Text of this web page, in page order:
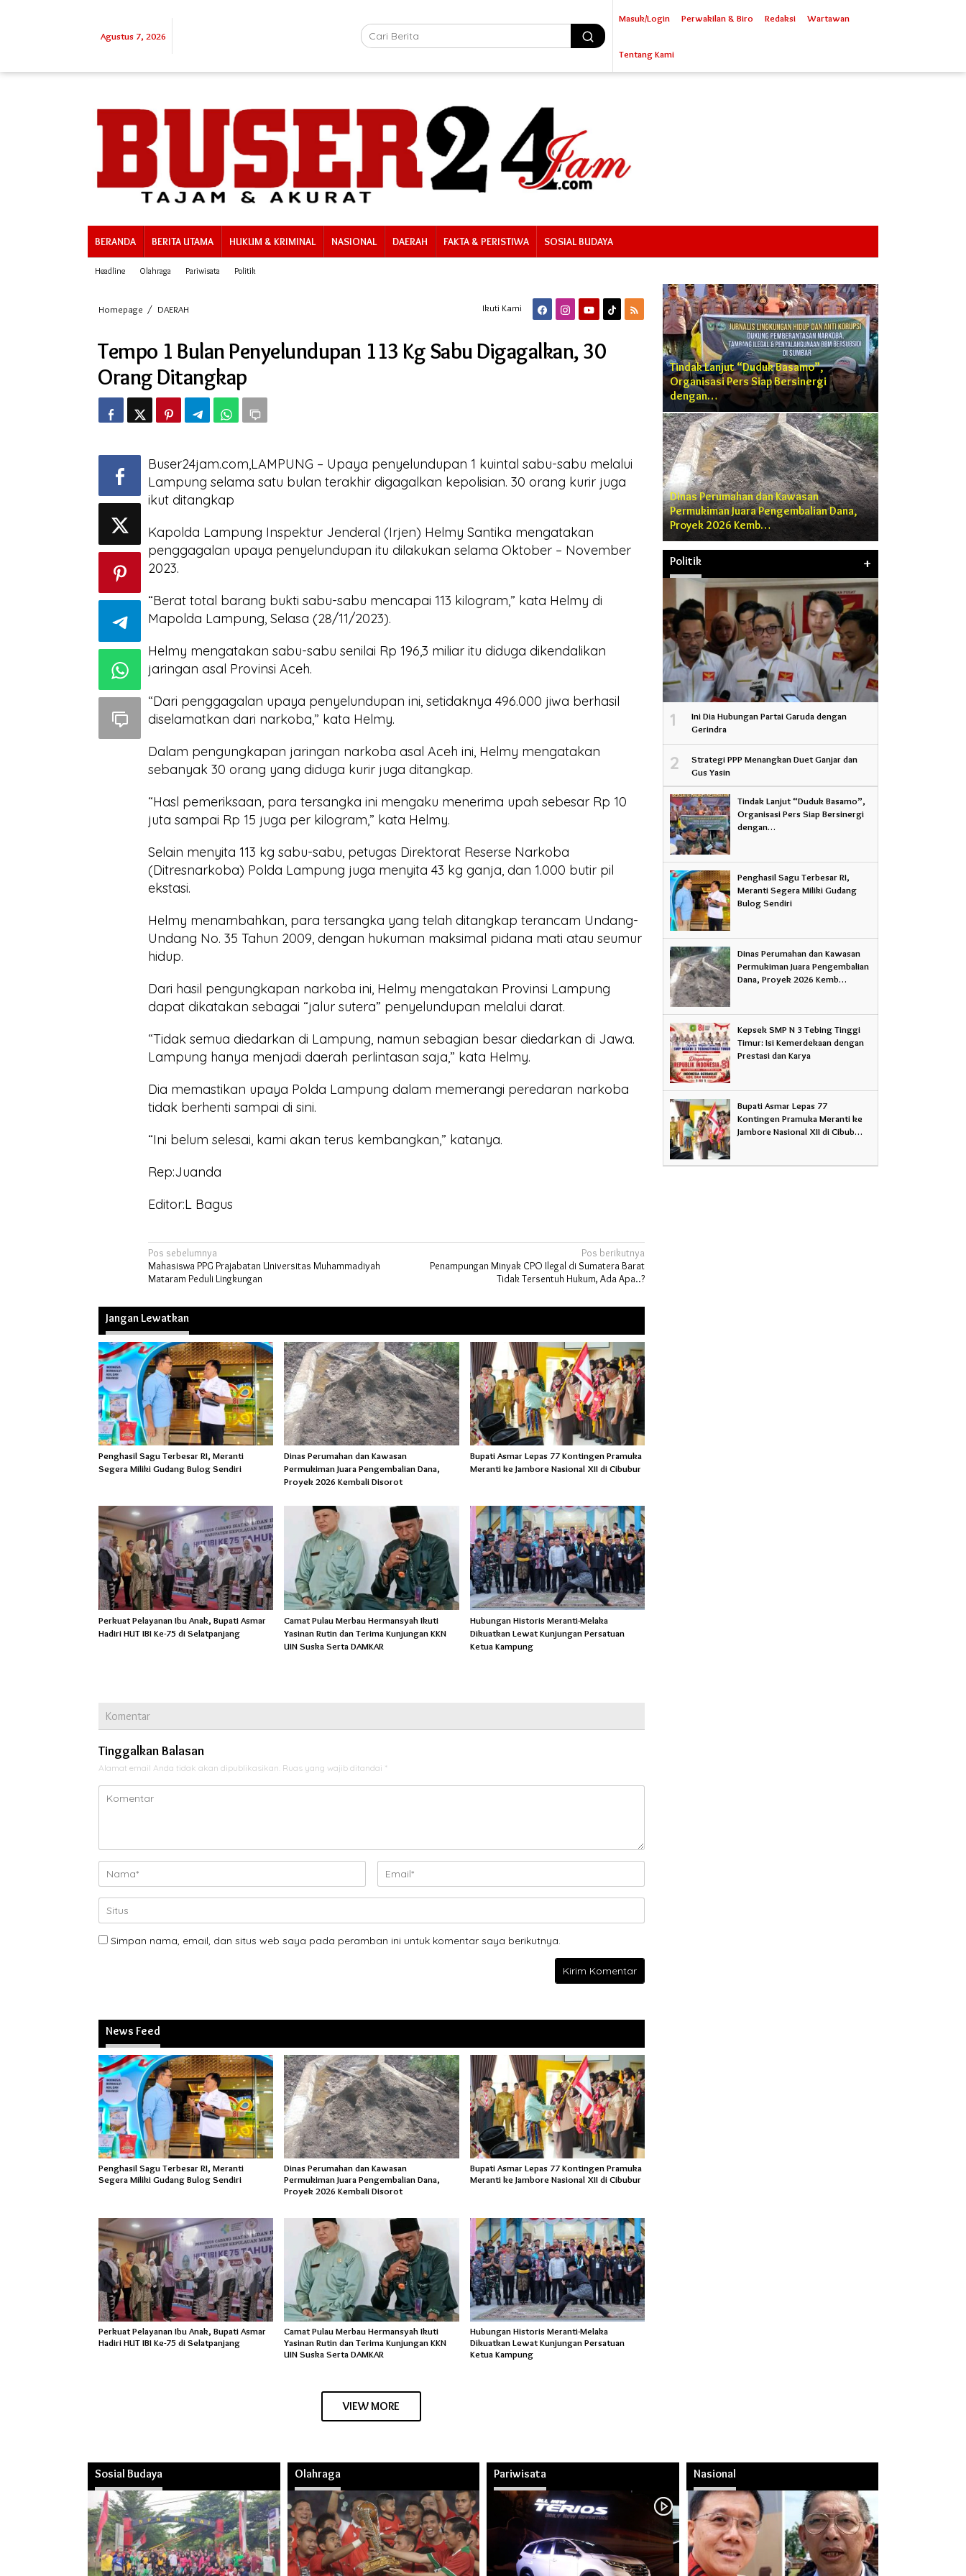
Agustus 7, 2026
Masuk/Login Perwakilan & Biro Redaksi Wartawan
Tentang Kami
BERANDA BERITA UTAMA HUKUM & KRIMINAL NASIONAL DAERAH FAKTA & PERISTIWA SOSIAL BUDAYA
Headline Olahraga Pariwisata Politik
Homepage / DAERAH
Penyelundupan
113
Kg
Sabu
Digagalkan,
30
Orang
Ikuti Kami
Tempo 1 Bulan Penyelundupan 113 Kg Sabu Digagalkan, 30
Orang Ditangkap
Buser24jam.com,LAMPUNG – Upaya penyelundupan 1 kuintal sabu-sabu melalui
Lampung selama satu bulan terakhir digagalkan kepolisian. 30 orang kurir juga
ikut ditangkap
Kapolda Lampung Inspektur Jenderal (Irjen) Helmy Santika mengatakan
penggagalan upaya penyelundupan itu dilakukan selama Oktober – November
2023.
“Berat total barang bukti sabu-sabu mencapai 113 kilogram,” kata Helmy di
Mapolda Lampung, Selasa (28/11/2023).
Helmy mengatakan sabu-sabu senilai Rp 196,3 miliar itu diduga dikendalikan
jaringan asal Provinsi Aceh.
“Dari penggagalan upaya penyelundupan ini, setidaknya 496.000 jiwa berhasil
diselamatkan dari narkoba,” kata Helmy.
Dalam pengungkapan jaringan narkoba asal Aceh ini, Helmy mengatakan
sebanyak 30 orang yang diduga kurir juga ditangkap.
“Hasl pemeriksaan, para tersangka ini mengaku menerima upah sebesar Rp 10
juta sampai Rp 15 juga per kilogram,” kata Helmy.
Selain menyita 113 kg sabu-sabu, petugas Direktorat Reserse Narkoba
(Ditresnarkoba) Polda Lampung juga menyita 43 kg ganja, dan 1.000 butir pil
ekstasi.
Helmy menambahkan, para tersangka yang telah ditangkap terancam Undang-
Undang No. 35 Tahun 2009, dengan hukuman maksimal pidana mati atau seumur
hidup.
Dari hasil pengungkapan narkoba ini, Helmy mengatakan Provinsi Lampung
dapat dikatakan sebagai “jalur sutera” penyelundupan melalui darat.
“Tidak semua diedarkan di Lampung, namun sebagian besar diedarkan di Jawa.
Lampung hanya menjadi daerah perlintasan saja,” kata Helmy.
Dia memastikan upaya Polda Lampung dalam memerangi peredaran narkoba
tidak berhenti sampai di sini.
“Ini belum selesai, kami akan terus kembangkan,” katanya.
Rep:Juanda
Editor:L Bagus
Navigasi
pos
Pos sebelumnya
Mahasiswa PPG Prajabatan Universitas Muhammadiyah
Mataram Peduli Lingkungan
Pos berikutnya
Penampungan Minyak CPO Ilegal di Sumatera Barat
Tidak Tersentuh Hukum, Ada Apa..?
Jangan Lewatkan
Penghasil Sagu Terbesar RI, Meranti
Segera Miliki Gudang Bulog Sendiri
Dinas Perumahan dan Kawasan
Permukiman Juara Pengembalian Dana,
Proyek 2026 Kembali Disorot
Bupati Asmar Lepas 77 Kontingen Pramuka
Meranti ke Jambore Nasional XII di Cibubur
Perkuat Pelayanan Ibu Anak, Bupati Asmar
Hadiri HUT IBI Ke-75 di Selatpanjang
Camat Pulau Merbau Hermansyah Ikuti
Yasinan Rutin dan Terima Kunjungan KKN
UIN Suska Serta DAMKAR
Hubungan Historis Meranti-Melaka
Dikuatkan Lewat Kunjungan Persatuan
Ketua Kampung
Komentar
Tinggalkan Balasan
Alamat email Anda tidak akan dipublikasikan. Ruas yang wajib ditandai *
Simpan nama, email, dan situs web saya pada peramban ini untuk komentar saya berikutnya.
News Feed
Penghasil Sagu Terbesar RI, Meranti
Segera Miliki Gudang Bulog Sendiri
Dinas Perumahan dan Kawasan
Permukiman Juara Pengembalian Dana,
Proyek 2026 Kembali Disorot
Bupati Asmar Lepas 77 Kontingen Pramuka
Meranti ke Jambore Nasional XII di Cibubur
Perkuat Pelayanan Ibu Anak, Bupati Asmar
Hadiri HUT IBI Ke-75 di Selatpanjang
Camat Pulau Merbau Hermansyah Ikuti
Yasinan Rutin dan Terima Kunjungan KKN
UIN Suska Serta DAMKAR
Hubungan Historis Meranti-Melaka
Dikuatkan Lewat Kunjungan Persatuan
Ketua Kampung
VIEW MORE
Tindak Lanjut “Duduk Basamo”,
Organisasi Pers Siap Bersinergi
dengan…
Dinas Perumahan dan Kawasan
Permukiman Juara Pengembalian Dana,
Proyek 2026 Kemb…
Politik +
1
Ini Dia Hubungan Partai Garuda dengan
Gerindra
2
Strategi PPP Menangkan Duet Ganjar dan
Gus Yasin
Tindak Lanjut “Duduk Basamo”,
Organisasi Pers Siap Bersinergi
dengan…
Penghasil Sagu Terbesar RI,
Meranti Segera Miliki Gudang
Bulog Sendiri
Dinas Perumahan dan Kawasan
Permukiman Juara Pengembalian
Dana, Proyek 2026 Kemb…
Kepsek SMP N 3 Tebing Tinggi
Timur: Isi Kemerdekaan dengan
Prestasi dan Karya
Bupati Asmar Lepas 77
Kontingen Pramuka Meranti ke
Jambore Nasional XII di Cibub…
Sosial Budaya Olahraga Pariwisata Nasional